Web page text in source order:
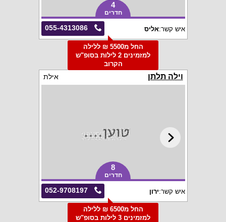
4
חדרים
055-4313086 איש קשר:אליס
החל מ5500 ₪ ללילה
למזמינים 2 לילות בסופ"ש
הקרוב
וילה תלתן אילת
8
חדרים
052-9708197 איש קשר:ירון
החל מ6500 ₪ ללילה
למזמינים 3 לילות בסופ"ש